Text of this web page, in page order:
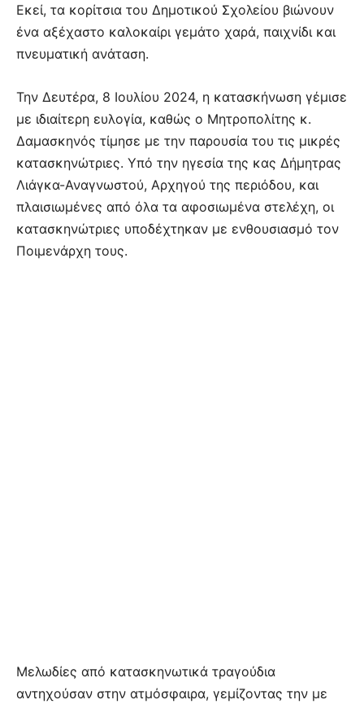
Εκεί, τα κορίτσια του Δημοτικού Σχολείου βιώνουν
ένα αξέχαστο καλοκαίρι γεμάτο χαρά, παιχνίδι και
πνευματική ανάταση.
Την Δευτέρα, 8 Ιουλίου 2024, η κατασκήνωση γέμισε
με ιδιαίτερη ευλογία, καθώς ο Μητροπολίτης κ.
Δαμασκηνός τίμησε με την παρουσία του τις μικρές
κατασκηνώτριες. Υπό την ηγεσία της κας Δήμητρας
Λιάγκα-Αναγνωστού, Αρχηγού της περιόδου, και
πλαισιωμένες από όλα τα αφοσιωμένα στελέχη, οι
κατασκηνώτριες υποδέχτηκαν με ενθουσιασμό τον
Ποιμενάρχη τους.
Μελωδίες από κατασκηνωτικά τραγούδια
αντηχούσαν στην ατμόσφαιρα, γεμίζοντας την με